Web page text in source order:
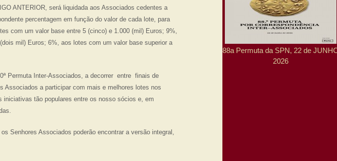
ANTERIOR, será liquidada aos Associados cedentes a
percentagem em função do valor de cada lote, para
com um valor base entre 5 (cinco) e 1.000 (mil) Euros; 9%,
mil) Euros; 6%, aos lotes com um valor base superior a
Permuta Inter-Associados, a decorrer entre finais de
Associados a participar com mais e melhores lotes nos
iniciativas tão populares entre os nosso sócios e, em
Senhores Associados poderão encontrar a versão integral,
88a Permuta da SPN, 22 de
2026